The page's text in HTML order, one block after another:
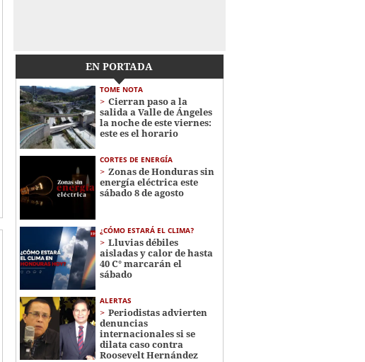
EN PORTADA
TOME NOTA
Cierran paso a la
salida a Valle de Ángeles
la noche de este viernes:
este es el horario
CORTES DE ENERGÍA
Zonas de Honduras sin
energía eléctrica este
sábado 8 de agosto
¿CÓMO ESTARÁ EL CLIMA?
Lluvias débiles
aisladas y calor de hasta
40 C° marcarán el
sábado
ALERTAS
Periodistas advierten
denuncias
internacionales si se
dilata caso contra
Roosevelt Hernández